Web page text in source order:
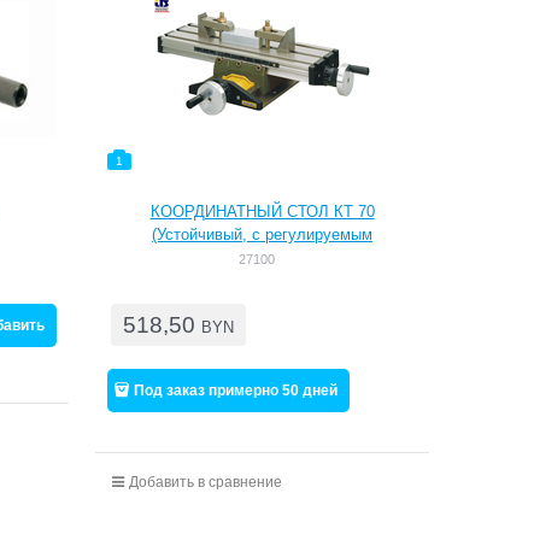
1
КООРДИНАТНЫЙ СТОЛ КТ 70
(Устойчивый, с регулируемым
соединением «ласточкин хвост». Имеет
27100
518,50 BYN
Под заказ примерно 50 дней
Добавить в сравнение